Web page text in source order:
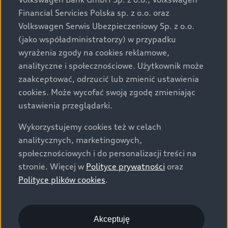
za dopłatą. Wiążące ustalenie ceny, wyposażenia i
specyfikacji pojazdu następują w umowie sprzedaży, a
określenie parametrów technicznych zawiera
świadectwo homologacji typu pojazdu. Zastrzegamy
sobie prawo do zmian i pomyłek. Wszelkie informacje
prezentowane na stronie są aktualne na dzień ich
zamieszczania. W celu uzyskania najnowszych
informacji prosimy kontaktować się z Partnerem Marki
Audi.
Wszystkie produkowane obecnie samochody marki Audi
są wykonywane z materiałów spełniających pod
względem możliwości odzysku i recyklingu wymagania
określone w normie ISO 22628 i są zgodne z
europejskimi świadectwami homologacji wydanymi wg
o.o. podlega obowiązkowi zapewnienia wszystkim
użytkownikom samochodów marki Volkswagen sieci
Financial Servicies Polska sp. z o.o. oraz
Volkswagen Serwis Ubezpieczeniowy Sp. z o.o.
(jako współadministratorzy) w przypadku
wyrażenia zgody na cookies reklamowe,
analityczne i społecznościowe. Użytkownik może
zaakceptować, odrzucić lub zmienić ustawienia
cookies. Może wycofać swoją zgodę zmieniając
ustawienia przeglądarki.
Wykorzystujemy cookies też w celach
analitycznych, marketingowych,
społecznościowych i do personalizacji treści na
stronie. Więcej w Polityce prywatności oraz
Polityce plików cookies.
Akceptuję